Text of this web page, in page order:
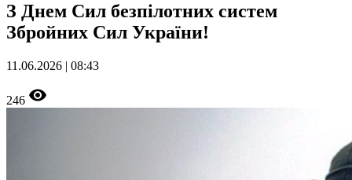
З Днем Сил безпілотних систем
Збройних Сил України!
11.06.2026 | 08:43
246